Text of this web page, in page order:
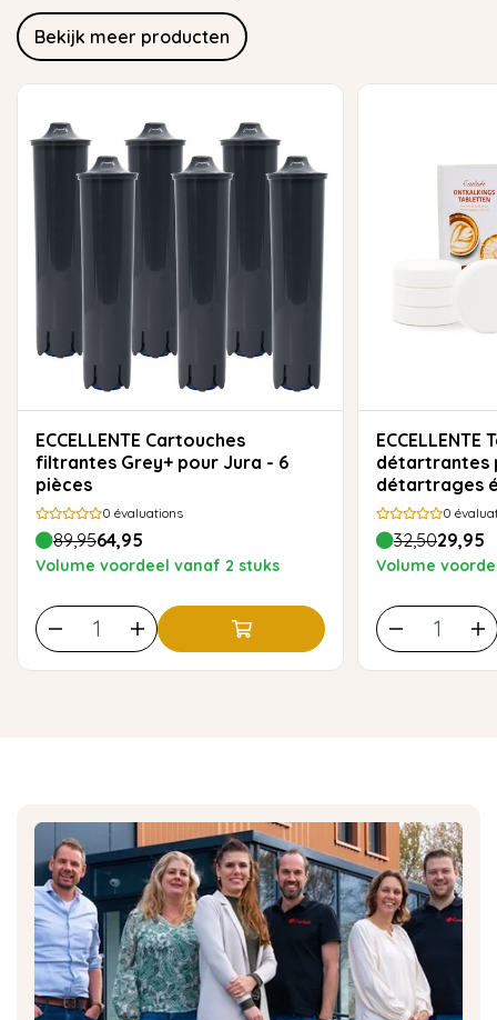
Bekijk meer producten
ECCELLENTE Cartouches
filtrantes Grey+ pour Jura - 6
pièces
0 évaluations
89,9564,95
Volume voordeel vanaf 2 stuks
ECCELLENTE Tablettes
détartrantes
détartrages
0
32,5029,95
Volume